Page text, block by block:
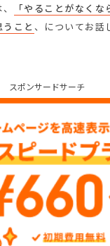
「やることがなく
こと 、についてお話
スポンサードサーチ